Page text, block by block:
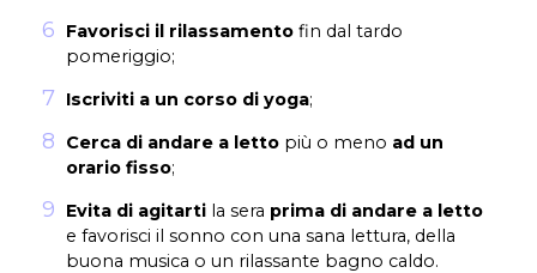
Favorisci il rilassamento fin dal tardo
pomeriggio;
Iscriviti a un corso di yoga;
Cerca di andare a letto più o meno ad un
orario fisso;
Evita di agitarti la sera prima di andare a letto
e favorisci il sonno con una sana lettura, della
buona musica o un rilassante bagno caldo.